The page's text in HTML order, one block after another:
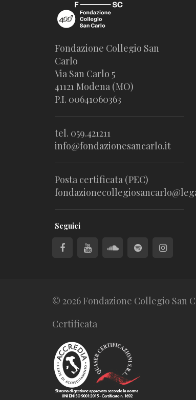
Fondazione Collegio San
Carlo
Via San Carlo 5
41121 Modena (MO)
P.I. 00641060363
tel. 059.421211
info@fondazionesancarlo.it
Posta certificata (PEC)
Seguici
© 2026 Fondazione Collegio San
Certificata